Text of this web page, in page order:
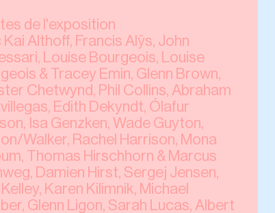
de l'exposition
Kai Althoff, Francis Alÿs, John
Louise Bourgeois, Louise
& Tracey Emin, Glenn Brown,
Chetwynd, Phil Collins, Abraham
Edith Dekyndt, Ólafur
Isa Genzken, Wade Guyton,
Walker, Rachel Harrison, Mona
Thomas Hirschhorn & Marcus
Damien Hirst, Sergej Jensen,
Kelley, Karen Kilimnik, Michael
Glenn Ligon, Sarah Lucas, Albert